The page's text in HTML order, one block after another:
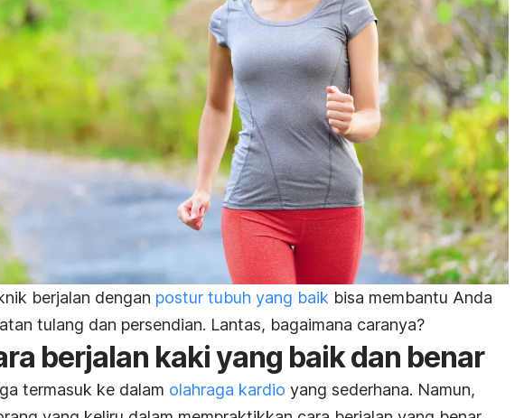
berjalan dengan postur tubuh yang baik bisa membantu Anda
tulang dan persendian. Lantas, bagaimana caranya?
berjalan kaki yang baik dan benar
termasuk ke dalam olahraga kardio yang sederhana. Namun,